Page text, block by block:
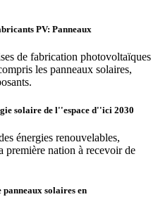
PV: Panneaux
de fabrication photovoltaïques
les panneaux solaires,
solaire de l''espace d''ici 2030
énergies renouvelables,
nation à recevoir de
solaires en